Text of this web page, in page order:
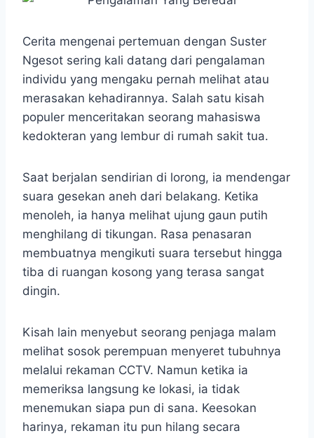
Cerita mengenai pertemuan dengan Suster
Ngesot sering kali datang dari pengalaman
individu yang mengaku pernah melihat atau
merasakan kehadirannya. Salah satu kisah
populer menceritakan seorang mahasiswa
kedokteran yang lembur di rumah sakit tua.
Saat berjalan sendirian di lorong, ia mendengar
suara gesekan aneh dari belakang. Ketika
menoleh, ia hanya melihat ujung gaun putih
menghilang di tikungan. Rasa penasaran
membuatnya mengikuti suara tersebut hingga
tiba di ruangan kosong yang terasa sangat
dingin.
Kisah lain menyebut seorang penjaga malam
melihat sosok perempuan menyeret tubuhnya
melalui rekaman CCTV. Namun ketika ia
memeriksa langsung ke lokasi, ia tidak
menemukan siapa pun di sana. Keesokan
harinya, rekaman itu pun hilang secara